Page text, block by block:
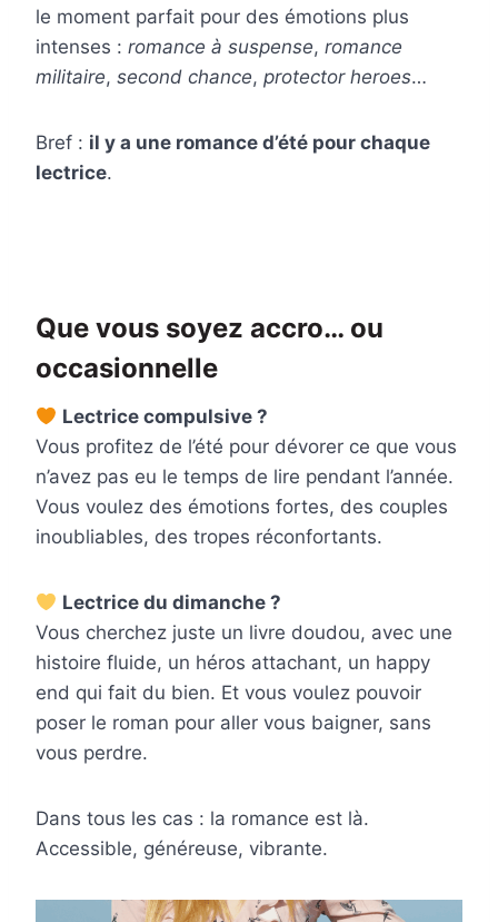
le moment parfait pour des émotions plus
intenses : romance à suspense, romance
militaire, second chance, protector heroes…
Bref : il y a une romance d’été pour chaque
lectrice.
Que vous soyez accro… ou
occasionnelle
Lectrice compulsive ?
Vous profitez de l’été pour dévorer ce que vous
n’avez pas eu le temps de lire pendant l’année.
Vous voulez des émotions fortes, des couples
inoubliables, des tropes réconfortants.
Lectrice du dimanche ?
Vous cherchez juste un livre doudou, avec une
histoire fluide, un héros attachant, un happy
end qui fait du bien. Et vous voulez pouvoir
poser le roman pour aller vous baigner, sans
vous perdre.
Dans tous les cas : la romance est là.
Accessible, généreuse, vibrante.